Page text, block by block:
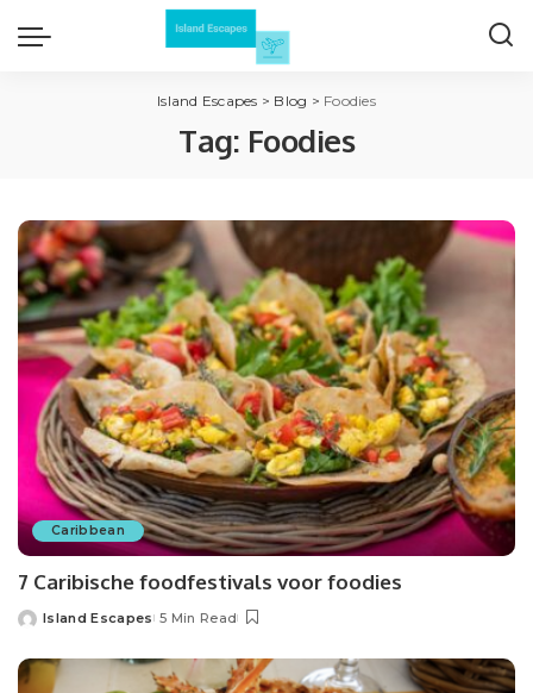
Island Escapes > Blog > Foodies
Tag: Foodies
Caribbean
7 Caribische foodfestivals voor foodies
Island Escapes 5 Min Read